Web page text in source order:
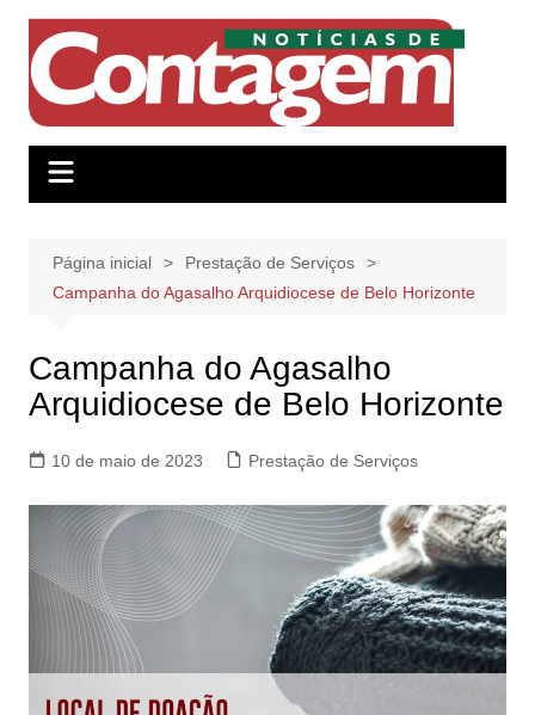
conteúdo
Página inicial
Prestação de Serviços
Campanha do Agasalho Arquidiocese de Belo Horizonte
Campanha do Agasalho
Arquidiocese de Belo Horizonte
10 de maio de 2023 Prestação de Serviços